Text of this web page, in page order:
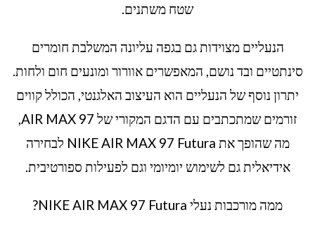
שטח משתנים.
הנעליים מצוידות גם בגפה עליונה המשלבת חומרים
סינתטיים ובד נושם, המאפשרים אוורור ומונעים חום ולחות.
יתרון נוסף של הנעליים הוא העיצוב האלגנטי, הכולל קווים
זורמים שמתכתבים עם הדגם המקורי של AIR MAX 97,
מה שהופך את NIKE AIR MAX 97 Futura לבחירה
אידיאלית גם לשימוש יומיומי וגם לפעילות ספורטיבית.
ממה מורכבות נעלי NIKE AIR MAX 97 Futura?